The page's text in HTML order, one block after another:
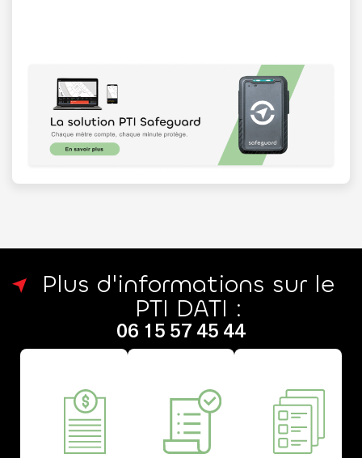
Plus d'informations sur le
PTI DATI :​
06 15 57 45 44